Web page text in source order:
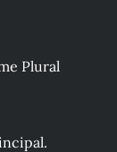
Plural